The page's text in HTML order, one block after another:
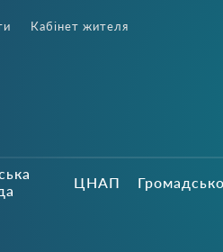
Кабінет жителя
ЦНАП